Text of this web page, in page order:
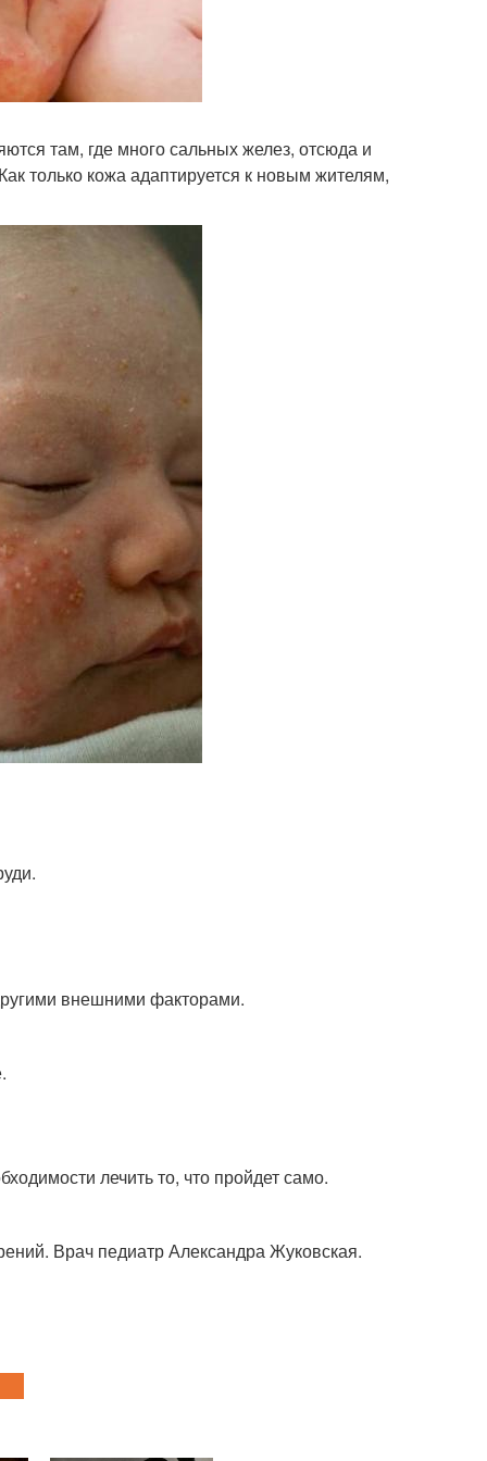
там, где много сальных желез, отсюда и
только кожа адаптируется к новым жителям,
внешними факторами.
лечить то, что пройдет само.
Врач педиатр Александра Жуковская.